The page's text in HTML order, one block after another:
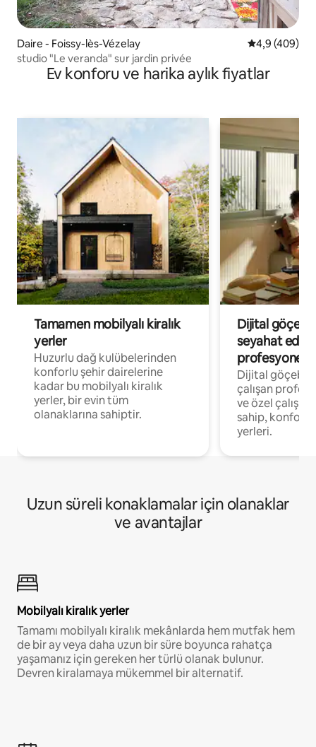
Daire - Foissy-lès-Vézelay 5 üzerinden
4,9 (409)
studio "Le veranda" sur jardin privée
Ev konforu ve harika aylık fiyatlar
Tamamen mobilyalı kiralık
yerler
Huzurlu dağ kulübelerinden
konforlu şehir dairelerine
kadar bu mobilyalı kiralık
yerler, bir evin tüm
olanaklarına sahiptir.
Dijital
seyahat eden
Dijital
çalışan
ve özel
sahip,
yerleri.
Uzun süreli konaklamalar için olanaklar
ve avantajlar
Mobilyalı kiralık yerler
Tamamı mobilyalı kiralık mekânlarda hem mutfak hem
de bir ay veya daha uzun bir süre boyunca rahatça
yaşamanız için gereken her türlü olanak bulunur.
Devren kiralamaya mükemmel bir alternatif.